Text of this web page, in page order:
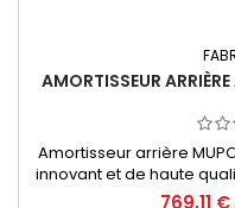
AMORTISSEUR
Amortisseur arrière MUPO
innovant et de haute
Mupo, dans le but de
769,11 €